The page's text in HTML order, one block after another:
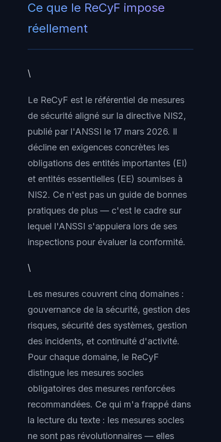
Ce que le ReCyF impose
réellement
\
Le ReCyF est le référentiel de mesures
de sécurité aligné sur la directive NIS2,
publié par l'ANSSI le 17 mars 2026. Il
décline en exigences concrètes les
obligations des entités importantes (EI)
et entités essentielles (EE) soumises à
NIS2. Ce n'est pas un guide de bonnes
pratiques de plus — c'est le cadre sur
lequel l'ANSSI s'appuiera lors de ses
inspections pour évaluer la conformité.
\
Les mesures couvrent cinq domaines :
gouvernance de la sécurité, gestion des
risques, sécurité des systèmes, gestion
des incidents, et continuité d'activité.
Pour chaque domaine, le ReCyF
distingue les mesures socles
obligatoires des mesures renforcées
recommandées. Ce qui m'a frappé dans
la lecture du texte : les mesures socles
ne sont pas révolutionnaires — elles